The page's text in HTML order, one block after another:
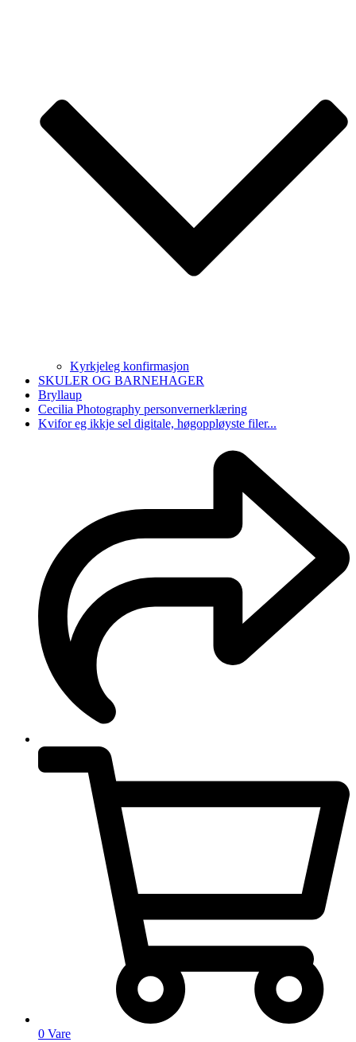
Kyrkjeleg konfirmasjon
SKULER OG BARNEHAGER
Bryllaup
Cecilia Photography personvernerklæring
Kvifor eg ikkje sel digitale, høgoppløyste filer...
0 Vare